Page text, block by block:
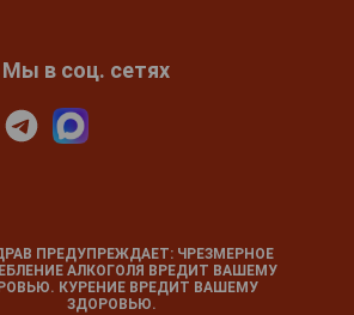
Мы в соц. сетях
ПРЕДУПРЕЖДАЕТ: ЧРЕЗМЕРНОЕ
АЛКОГОЛЯ ВРЕДИТ ВАШЕМУ
КУРЕНИЕ ВРЕДИТ ВАШЕМУ
ЗДОРОВЬЮ.